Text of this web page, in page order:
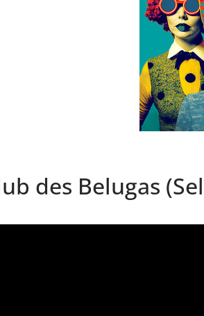
des Belugas